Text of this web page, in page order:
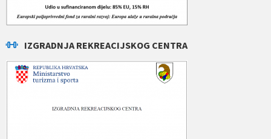
IZGRADNJA REKREACIJSKOG CENTRA